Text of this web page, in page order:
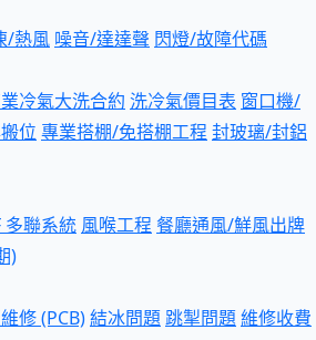
/熱風 噪音/達達聲 閃燈/故障代碼
冷氣大洗合約 洗冷氣價目表 窗口機/
位 專業搭棚/免搭棚工程 封玻璃/封鋁
多聯系統 風喉工程 餐廳通風/鮮風出牌
)
修 (PCB)結冰問題跳掣問題維修收費